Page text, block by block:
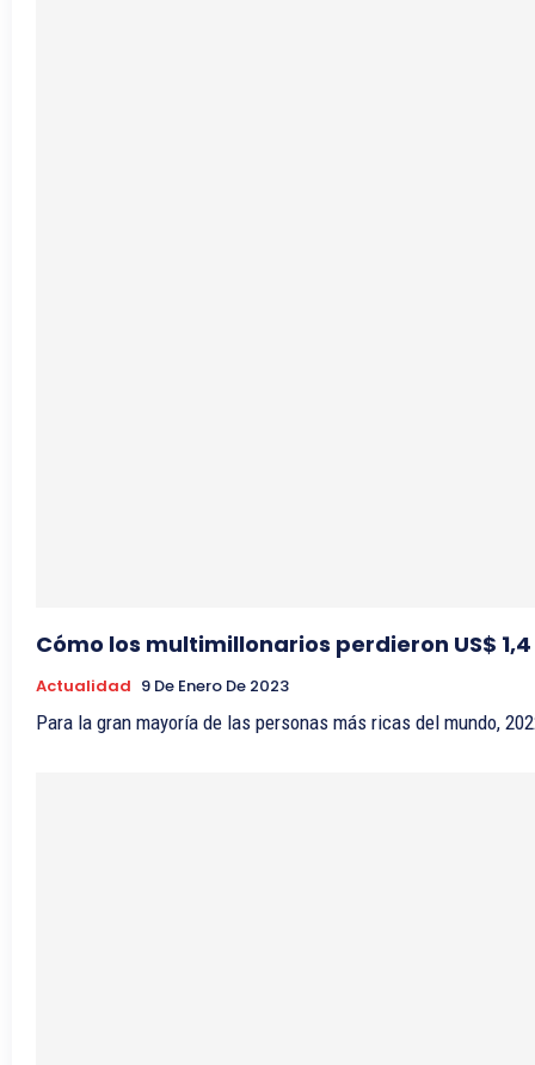
Cómo los multimillonarios perdieron US$
Actualidad 9 De Enero De 2023
Para la gran mayoría de las personas más ricas del mundo,